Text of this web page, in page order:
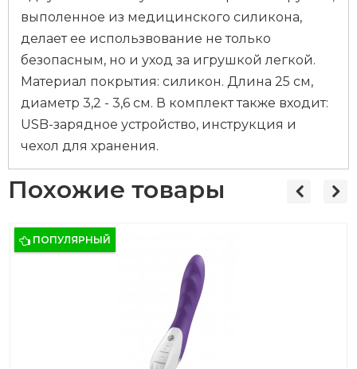
выполенное из медицинского силикона,
делает ее использвование не только
безопасным, но и уход за игрушкой легкой.
Материал покрытия: силикон. Длина 25 см,
диаметр 3,2 - 3,6 см. В комплект также входит:
USB-зарядное устройство, инструкция и
чехол для хранения.
Похожие товары
ПОПУЛЯРНЫЙ